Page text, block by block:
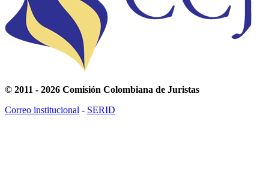
© 2011 - 2026 Comisión Colombiana de Juristas
Correo institucional - SERID